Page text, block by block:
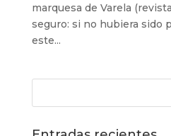
marquesa de Varela
seguro: si no hubiera sido
este...